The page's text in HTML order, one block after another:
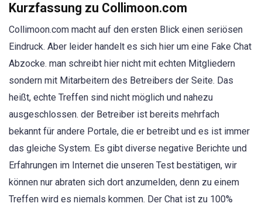
Kurzfassung zu Collimoon.com
Collimoon.com macht auf den ersten Blick einen seriösen
Eindruck. Aber leider handelt es sich hier um eine Fake Chat
Abzocke. man schreibt hier nicht mit echten Mitgliedern
sondern mit Mitarbeitern des Betreibers der Seite. Das
heißt, echte Treffen sind nicht möglich und nahezu
ausgeschlossen. der Betreiber ist bereits mehrfach
bekannt für andere Portale, die er betreibt und es ist immer
das gleiche System. Es gibt diverse negative Berichte und
Erfahrungen im Internet die unseren Test bestätigen, wir
können nur abraten sich dort anzumelden, denn zu einem
Treffen wird es niemals kommen. Der Chat ist zu 100%